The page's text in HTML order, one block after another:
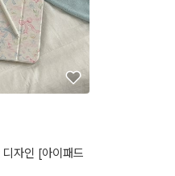
자인 [아이패드